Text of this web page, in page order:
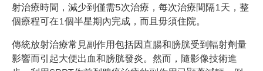
射治療時間，減少到僅需5次治療，每次治療間隔1天，整
個療程可在1個半星期內完成，而且毋須住院。
傳統放射治療常見副作用包括因直腸和膀胱受到輻射劑量
影響而引起大便出血和膀胱發炎。然而，隨影像技術進